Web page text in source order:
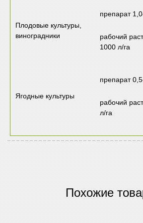
Плодовые культуры,
виноградники
препарат
рабочий
1000 л/га
Ягодные культуры
препарат
рабочий
л/га
Похожие